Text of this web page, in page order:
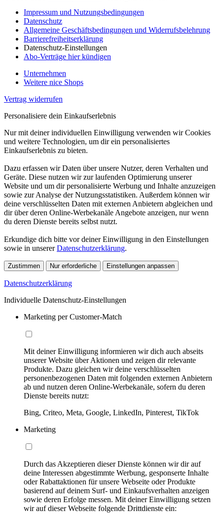
Impressum und Nutzungsbedingungen
Datenschutz
Allgemeine Geschäftsbedingungen und Widerrufsbelehrung
Barrierefreiheitserklärung
Datenschutz-Einstellungen
Abo-Verträge hier kündigen
Unternehmen
Weitere nice Shops
Vertrag widerrufen
Personalisiere dein Einkaufserlebnis
Nur mit deiner individuellen Einwilligung verwenden wir Cookies
und weitere Technologien, um dir ein personalisiertes
Einkaufserlebnis zu bieten.
Dazu erfassen wir Daten über unsere Nutzer, deren Verhalten und
Geräte. Diese nutzen wir zur laufenden Optimierung unserer
Website und um dir personalisierte Werbung und Inhalte anzuzeigen
sowie zur Analyse der Nutzungsstatistiken. Außerdem können wir
deine verschlüsselten Daten mit externen Anbietern abgleichen und
dir über deren Online-Werbekanäle Angebote anzeigen, nur wenn
du deren Dienste bereits selbst nutzt.
Erkundige dich bitte vor deiner Einwilligung in den Einstellungen
sowie in unsererDatenschutzerklärung.
Zustimmen Nur erforderliche Einstellungen anpassen
Datenschutzerklärung
Individuelle Datenschutz-Einstellungen
Marketing per Customer-Match
Mit deiner Einwilligung informieren wir dich auch abseits
unserer Website über Aktionen und zeigen dir relevante
Produkte. Dazu gleichen wir deine verschlüsselten
personenbezogenen Daten mit folgenden externen Anbietern
ab und nutzen deren Online-Werbekanäle, sofern du deren
Dienste bereits nutzt:
Bing, Criteo, Meta, Google, LinkedIn, Pinterest, TikTok
Marketing
Durch das Akzeptieren dieser Dienste können wir dir auf
deine Interessen abgestimmte Werbung, gesponserte Inhalte
oder Rabattaktionen für unsere Webseite oder Produkte
basierend auf deinem Surf- und Einkaufsverhalten anzeigen
sowie deren Erfolge messen. Mit deiner Einwilligung setzen
wir auf dieser Webseite folgende Drittdienste ein: